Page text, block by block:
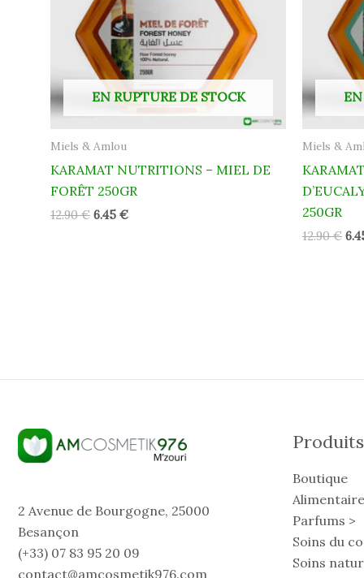
EN RUPTURE DE STOCK
Miels & Amlou
KARAMAT NUTRITIONS – MIEL DE
FORÊT 250GR
12.90€ 6.45 €
Miels &
250GR
12.90€
2 Avenue de Bourgogne, 25000
Besançon
(+33) 07 83 95 20 09
contact@amcosmetik976.com
Produits
Boutique
Parfums >
Soins du
Soins